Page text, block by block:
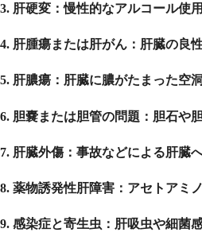
3. 肝硬変：慢性的なアルコール使
4. 肝腫瘍または肝がん： 肝臓の良
5. 肝膿瘍： 肝臓に膿がたまった空
6. 胆嚢または胆管の問題： 胆石や
7. 肝臓外傷： 事故などによる肝臓
8. 薬物誘発性肝障害： アセトアミ
9. 感染症と寄生虫： 肝吸虫や細菌